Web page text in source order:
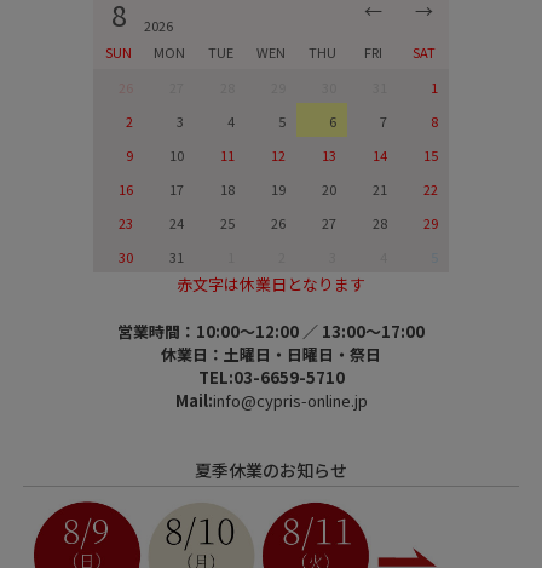
8 2026
← →
SUN MON TUE WEN THU FRI
SAT
1
2
3 4 5 6 7
8
9
10 11 12 13 14
15
16
17 18 19 20 21
22
23
24 25 26 27 28
29
30
31
赤文字は休業日となります
営業時間：10:00～12:00 ／ 13:00～17:00
休業日：土曜日・日曜日・祭日
TEL:03-6659-5710
Mail:info@cypris-online.jp
夏季休業のお知らせ